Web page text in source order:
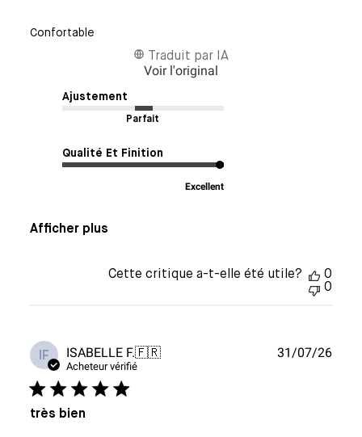
Confortable
Ajustement
Parfait
Qualité Et Finition
Excellent
Afficher plus
Traduit par IA
Voir l'original
Cette critique a-t-elle été utile?
0
0
IF ISABELLE F.🇫🇷
Acheteur vérifié
très bien
Date
31/07/26